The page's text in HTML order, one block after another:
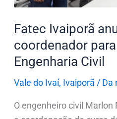
Fatec Ivaiporã
coordenador
Engenharia Civil
Vale do Ivaí, Ivaiporã / Da
O engenheiro civil Marlon
de
Civil